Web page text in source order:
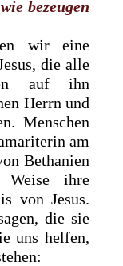
bezeugen
wir eine
die alle
auf ihn
Herrn und
Menschen
am
Bethanien
Weise ihre
von Jesus.
die sie
uns helfen,